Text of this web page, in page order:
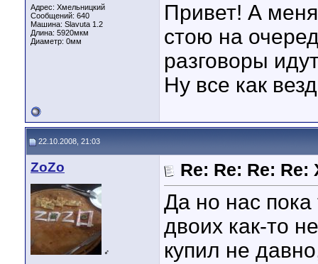
Адрес: Хмельницкий
Сообщений: 640
Машина: Slavuta 1.2
Длина: 5920мкм
Диаметр: 0мм
Привет! А
стою на
разговоры
Ну все как
22.10.2008, 21:03
ZoZo
♂
Re: Re: Re:
Да но нас
двоих как-то
купил не